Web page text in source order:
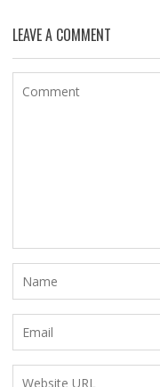
LEAVE A COMMENT